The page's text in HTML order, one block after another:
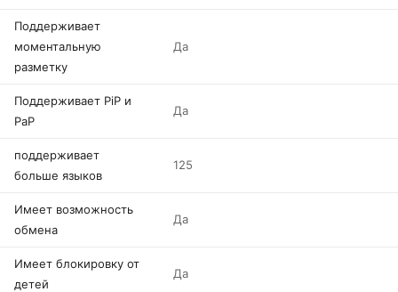
Поддерживает
моментальную
разметку
Да
Поддерживает PiP и
PaP
Да
поддерживает
больше языков
125
Имеет возможность
обмена
Да
Имеет блокировку от
детей
Да